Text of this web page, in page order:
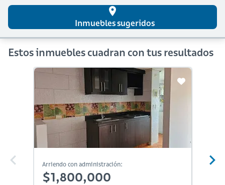
place
Inmuebles sugeridos
Estos inmuebles cuadran con tus resultados
Arriendo con administración:
$1,800,000